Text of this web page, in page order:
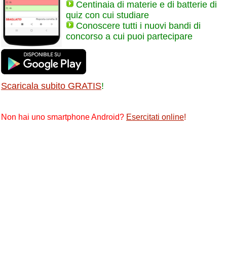
Centinaia di materie e di batterie di
quiz con cui studiare
Conoscere tutti i nuovi bandi di
concorso a cui puoi partecipare
Scaricala subito GRATIS!
Non hai uno smartphone Android? Esercitati online!